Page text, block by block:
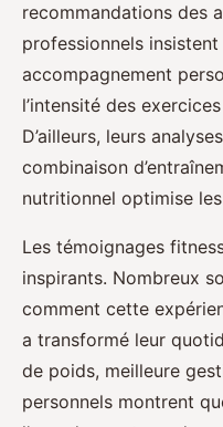
recommandations des
professionnels
accompagnement
l’intensité des
D’ailleurs, leurs
combinaison
nutritionnel optimise
Les témoignages
inspirants. Nombreux
comment cette
a transformé leur
de poids, meilleure
personnels montrent